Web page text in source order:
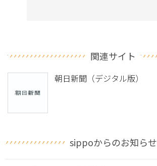
関連サイト
朝日新聞（デジタル版）
sippoからのお知らせ